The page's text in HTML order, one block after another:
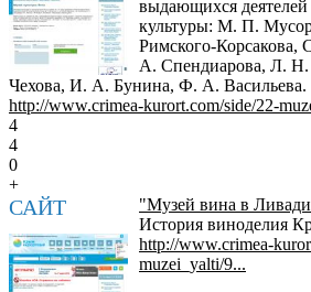
выдающихся деятелей
культуры: М. П.
Римского-
А. Спендиарова, Л.
Чехова, И. А. Бунина, Ф. А. Васильева.
http://www.crimea-kurort.com/side/22-
4
4
0
+
САЙТ
"Музей вина в
История виноделия
http://www.crimea-
muzei_yalti/9...